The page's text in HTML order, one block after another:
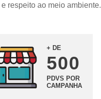
respeito ao meio ambiente.
+ DE
500
PDVS POR
CAMPANHA